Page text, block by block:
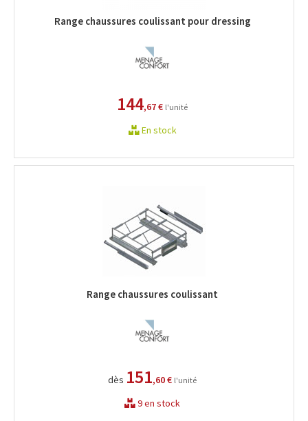
Range chaussures coulissant pour dressing
144,67 € l'unité
En stock
Range chaussures coulissant
dès 151,60 € l'unité
9 en stock